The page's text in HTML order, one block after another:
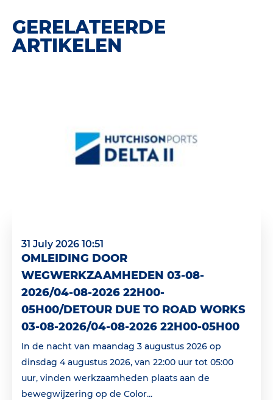
GERELATEERDE
ARTIKELEN
31 July 2026 10:51
OMLEIDING DOOR
WEGWERKZAAMHEDEN 03-08-
2026/04-08-2026 22H00-
05H00/DETOUR DUE TO ROAD WORKS
03-08-2026/04-08-2026 22H00-05H00
In de nacht van maandag 3 augustus 2026 op
dinsdag 4 augustus 2026, van 22:00 uur tot 05:00
uur, vinden werkzaamheden plaats aan de
bewegwijzering op de Color...